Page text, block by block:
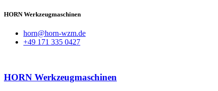
HORN Werkzeugmaschinen
horn@horn-wzm.de
+49 171 335 0427
HORN Werkzeugmaschinen